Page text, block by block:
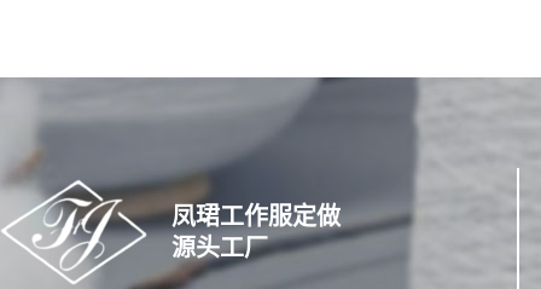
凤珺工作服定做
源头工厂